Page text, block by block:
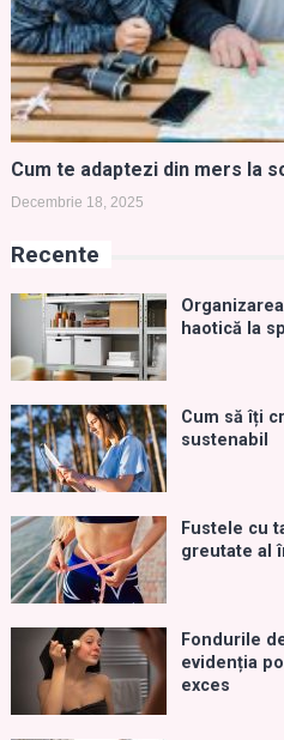
Cum te adaptezi din mers la
Decembrie 18, 2025
Recente
haotică la
Cum să îți
sustenabil
Fustele cu
greutate al
Fondurile
evidenția
exces